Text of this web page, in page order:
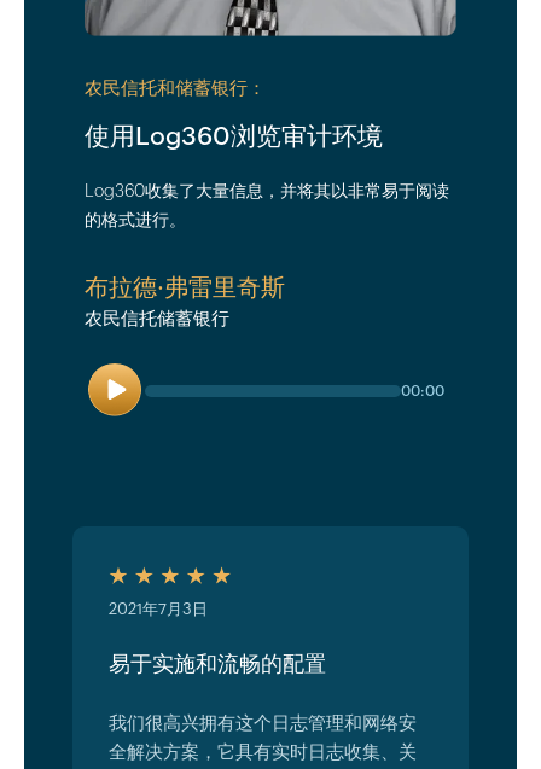
农民信托和储蓄银行：
使用Log360浏览审计环境
Log360收集了大量信息，并将其以非常易于阅读
的格式进行。
布拉德·弗雷里奇斯
农民信托储蓄银行
玩 00:00
2021年7月3日
易于实施和流畅的配置
我们很高兴拥有这个日志管理和网络安
全解决方案，它具有实时日志收集、关